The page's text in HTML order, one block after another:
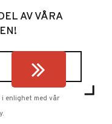
AV VÅRA
enlighet med vår
.